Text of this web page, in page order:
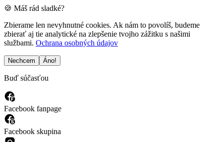
🍪 Máš rád sladké?
Zbierame len nevyhnutné cookies. Ak nám to povolíš, budeme
zbierať aj tie analytické na zlepšenie tvojho zážitku s našimi
službami. Ochrana osobných údajov
Nechcem Áno!
Buď súčasťou
Facebook fanpage
Facebook skupina